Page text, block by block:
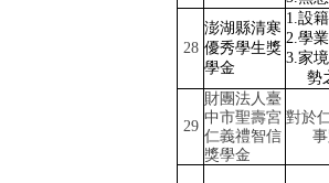
28
澎湖縣清寒
優秀學生獎
學金
1.設
2.學
3.家
勢
29
財團法人臺
中市聖壽宮
仁義禮智信
獎學金
對於